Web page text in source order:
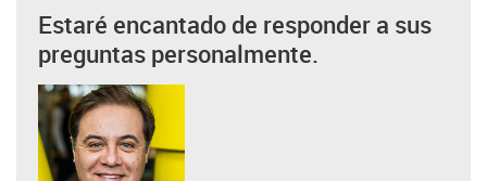
Estaré encantado de responder a sus
preguntas personalmente.